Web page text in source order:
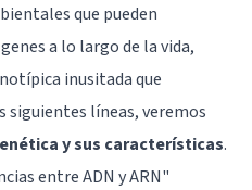
que pueden
a lo largo de la vida,
inusitada que
siguientes líneas, veremos
y sus características.
entre ADN y ARN"